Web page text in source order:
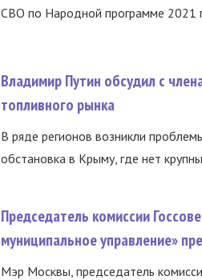
СВО по Народной программе 2021
Владимир Путин обсудил с
топливного рынка
В ряде регионов возникли
обстановка в Крыму, где нет
Председатель комиссии
муниципальное управление»
Мэр Москвы, председатель